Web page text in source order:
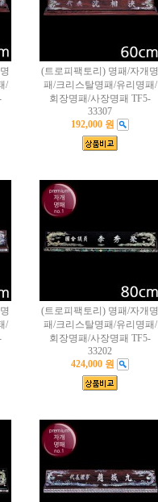
/
(트로피팩토리) 명패/자개명
패/크리스탈명패/유리명패/
회장명패/사장명패 TF5-
33307
192,000 원
/
(트로피팩토리) 명패/자개명
패/크리스탈명패/유리명패/
회장명패/사장명패 TF5-
33202
424,000 원